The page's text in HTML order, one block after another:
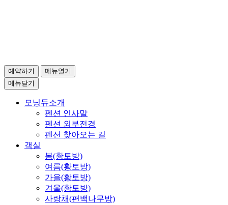
예약하기
메뉴열기
메뉴닫기
모닝듀소개
펜션 인사말
펜션 외부전경
펜션 찾아오는 길
객실
봄(황토방)
여름(황토방)
가을(황토방)
겨울(황토방)
사랑채(편백나무방)